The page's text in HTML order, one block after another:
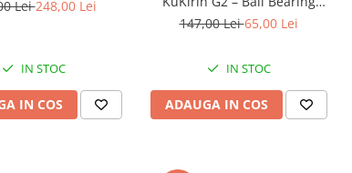
Lei248,00 Lei
IN STOC
IN COS
pentru Trotinetă Electrică
147,00 Lei65,00 Lei
IN STOC
ADAUGA IN COS